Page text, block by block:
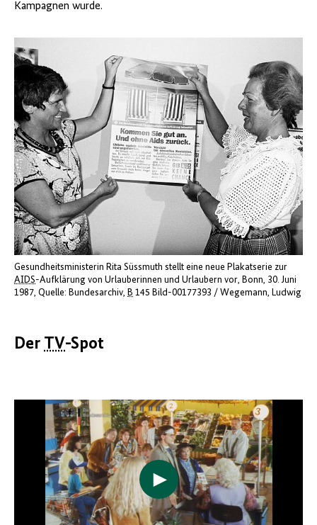
Kampagnen wurde.
Gesundheitsministerin Rita Süssmuth stellt eine neue Plakatserie zur
AIDS-Aufklärung von Urlauberinnen und Urlaubern vor, Bonn, 30. Juni
1987 Quelle: Bundesarchiv, B 145 Bild-00177393 / Wegemann, Ludwig
Der TV-Spot